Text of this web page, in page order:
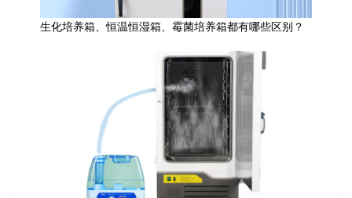
生化培养箱、恒温恒湿箱、霉菌培养箱都有哪些区别？